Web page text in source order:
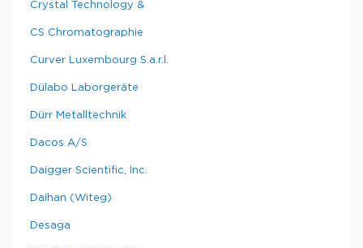
Crystal Technology &
CS Chromatographie
Curver Luxembourg S.a.r.l.
Dülabo Laborgeräte
Dürr Metalltechnik
Dacos A/S
Daigger Scientific, Inc.
Daihan (Witeg)
Desaga